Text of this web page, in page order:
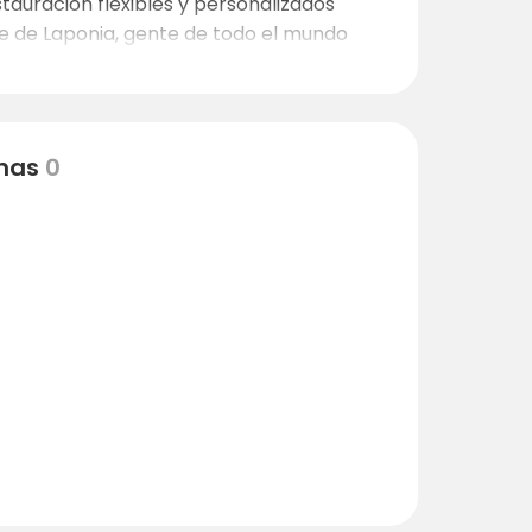
Laponia, gente de todo el mundo
0